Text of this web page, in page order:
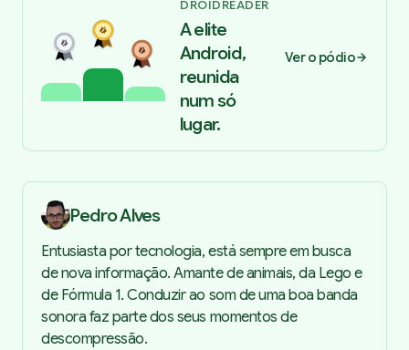
DROIDREADER
A elite
Android,
reunida
num só
lugar.
Ver o pódio
Pedro Alves
Entusiasta por tecnologia, está sempre em busca
de nova informação. Amante de animais, da Lego e
de Fórmula 1. Conduzir ao som de uma boa banda
sonora faz parte dos seus momentos de
descompressão.